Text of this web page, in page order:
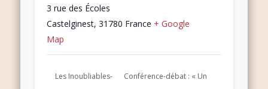
3 rue des Écoles
Castelginest, 31780 France + Google
Map
Les Inoubliables-
Conférence-débat : « Un